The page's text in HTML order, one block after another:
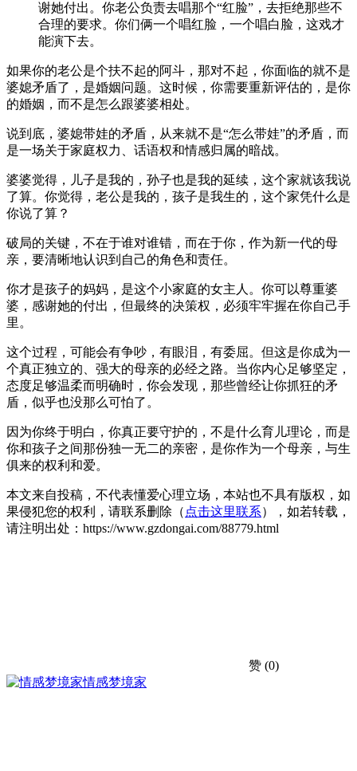
谢她付出。你老公负责去唱那个“红脸”，去拒绝那些不
合理的要求。你们俩一个唱红脸，一个唱白脸，这戏才
能演下去。
如果你的老公是个扶不起的阿斗，那对不起，你面临的就不是
婆媳矛盾了，是婚姻问题。这时候，你需要重新评估的，是你
的婚姻，而不是怎么跟婆婆相处。
说到底，婆媳带娃的矛盾，从来就不是“怎么带娃”的矛盾，而
是一场关于家庭权力、话语权和情感归属的暗战。
婆婆觉得，儿子是我的，孙子也是我的延续，这个家就该我说
了算。你觉得，老公是我的，孩子是我生的，这个家凭什么是
你说了算？
破局的关键，不在于谁对谁错，而在于你，作为新一代的母
亲，要清晰地认识到自己的角色和责任。
你才是孩子的妈妈，是这个小家庭的女主人。你可以尊重婆
婆，感谢她的付出，但最终的决策权，必须牢牢握在你自己手
里。
这个过程，可能会有争吵，有眼泪，有委屈。但这是你成为一
个真正独立的、强大的母亲的必经之路。当你内心足够坚定，
态度足够温柔而明确时，你会发现，那些曾经让你抓狂的矛
盾，似乎也没那么可怕了。
因为你终于明白，你真正要守护的，不是什么育儿理论，而是
你和孩子之间那份独一无二的亲密，是你作为一个母亲，与生
俱来的权利和爱。
本文来自投稿，不代表懂爱心理立场，本站也不具有版权，如
果侵犯您的权利，请联系删除（ 点击这里联系），如若转载，
请注明出处：https://www.gzdongai.com/88779.html
赞 (0)
情感梦境家